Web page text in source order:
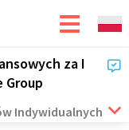
za I
Group
Indywidualnych